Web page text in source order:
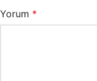
Yorum *